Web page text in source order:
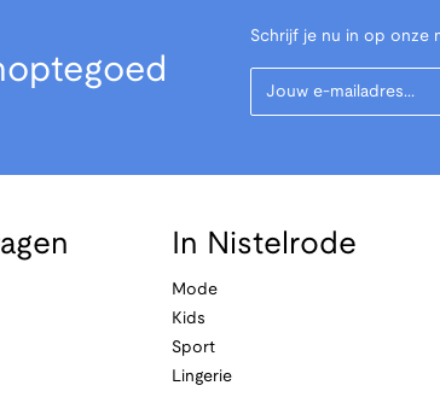
Schrijf je nu in op onze
Your Email
In Nistelrode
Mode
Kids
Sport
Lingerie